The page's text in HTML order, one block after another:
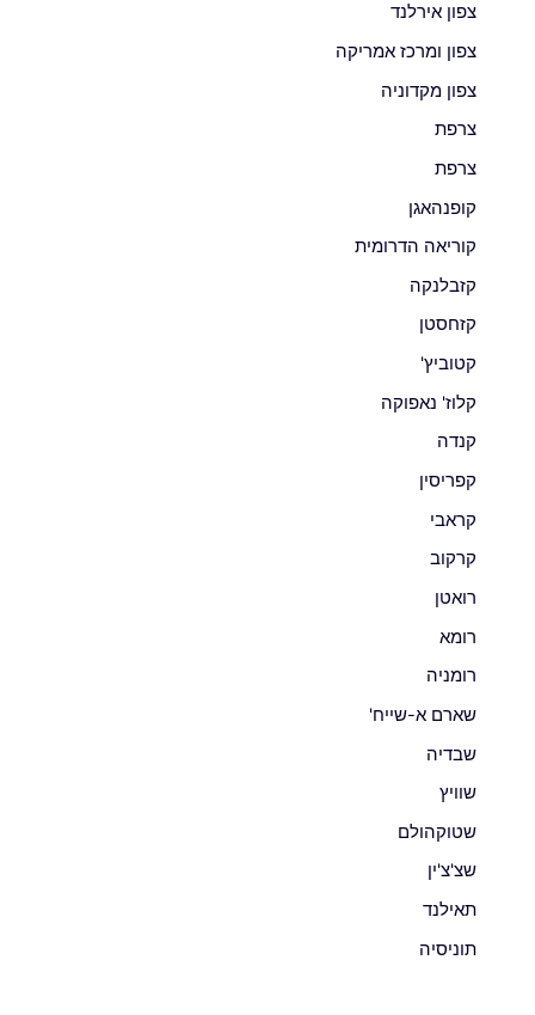
צפון אירלנד
צפון ומרכז אמריקה
צפון מקדוניה
צרפת
צרפת
קופנהאגן
קוריאה הדרומית
קזבלנקה
קזחסטן
קטוביץ'
קלוז' נאפוקה
קנדה
קפריסין
קראבי
קרקוב
רואטן
רומא
רומניה
שארם א-שייח'
שבדיה
שוויץ
שטוקהולם
שצ'צ'ין
תאילנד
תוניסיה